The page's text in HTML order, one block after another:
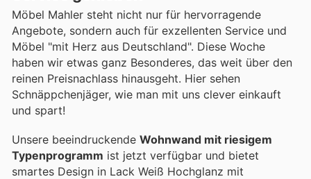
Möbel Mahler steht nicht nur für hervorragende
Angebote, sondern auch für exzellenten Service und
Möbel "mit Herz aus Deutschland". Diese Woche
haben wir etwas ganz Besonderes, das weit über den
reinen Preisnachlass hinausgeht. Hier sehen
Schnäppchenjäger, wie man mit uns clever einkauft
und spart!
Unsere beeindruckende Wohnwand mit riesigem
Typenprogramm ist jetzt verfügbar und bietet
smartes Design in Lack Weiß Hochglanz mit